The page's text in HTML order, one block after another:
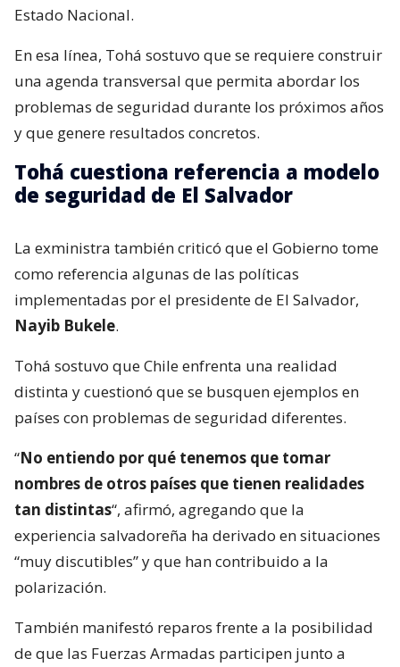
Estado Nacional.
En esa línea, Tohá sostuvo que se requiere construir
una agenda transversal que permita abordar los
problemas de seguridad durante los próximos años
y que genere resultados concretos.
Tohá cuestiona referencia a modelo
de seguridad de El Salvador
La exministra también criticó que el Gobierno tome
como referencia algunas de las políticas
implementadas por el presidente de El Salvador,
Nayib Bukele.
Tohá sostuvo que Chile enfrenta una realidad
distinta y cuestionó que se busquen ejemplos en
países con problemas de seguridad diferentes.
“No entiendo por qué tenemos que tomar
nombres de otros países que tienen realidades
tan distintas“, afirmó, agregando que la
experiencia salvadoreña ha derivado en situaciones
“muy discutibles” y que han contribuido a la
polarización.
También manifestó reparos frente a la posibilidad
de que las Fuerzas Armadas participen junto a